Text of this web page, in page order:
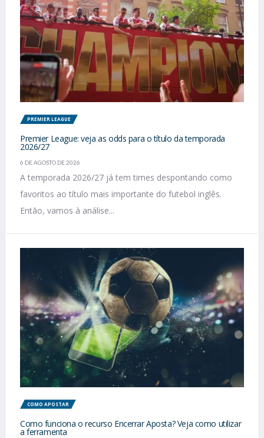
PREMIER LEAGUE
Premier League: veja as odds para o título da temporada
2026/27
6 DE AGOSTO DE 2026
A temporada 2026/27 já tem times despontando como
favoritos ao título mais importante do futebol inglês.
Então, vamos à análise...
COMO APOSTAR
Como funciona o recurso Encerrar Aposta? Veja como utilizar
a ferramenta